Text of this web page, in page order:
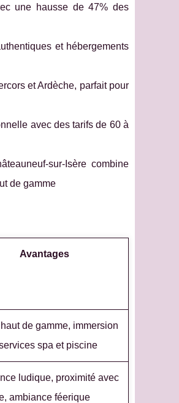
une hausse de 47% des
et hébergements
et Ardèche, parfait pour
avec des tarifs de 60 à
sur-Isère combine
de gamme
Avantages
de gamme, immersion
spa et piscine
ludique, proximité avec
ambiance féerique